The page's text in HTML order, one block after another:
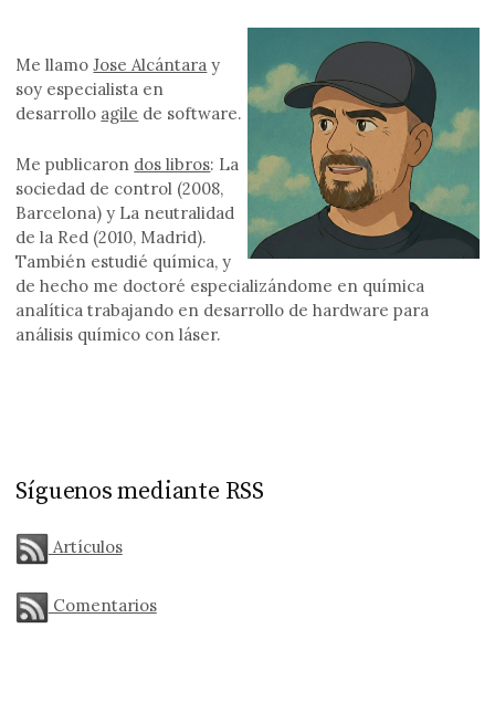
Me llamoJose Alcántara y
soy especialista en
desarrollo agile de software.
Me publicaron dos libros: La
sociedad de control (2008,
Barcelona) y La neutralidad
de la Red (2010, Madrid).
También estudié química, y
de hecho me doctoré especializándome en química
analítica trabajando en desarrollo de hardware para
análisis químico con láser.
Síguenos mediante RSS
Artículos
Comentarios